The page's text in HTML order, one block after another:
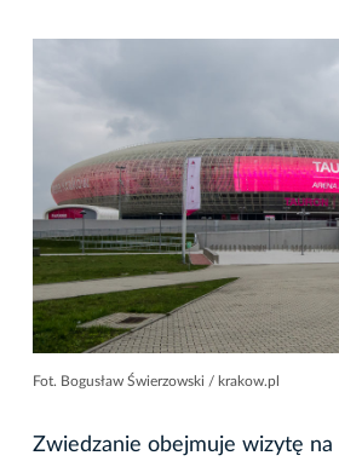
Fot. Bogusław Świerzowski / krakow.pl
Zwiedzanie obejmuje wizytę na